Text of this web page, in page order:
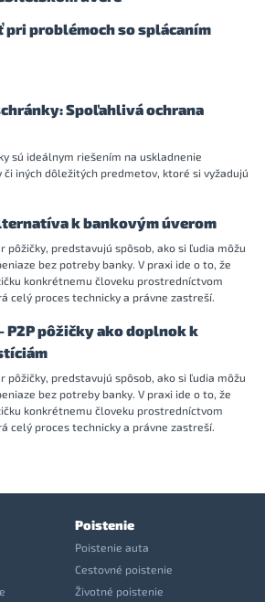
problémoch so splácaním
Spoľahlivá ochrana
sú ideálnym riešením na uskladnenie
iných dôležitých predmetov, ktoré si vyžadujú
k bankovým úverom
pôžičky, predstavujú spôsob, ako si ľudia môžu
bez potreby banky. V praxi ide o to, že
konkrétnemu človeku prostredníctvom
celý proces technicky a právne zastreší.
P2P pôžičky ako doplnok k
pôžičky, predstavujú spôsob, ako si ľudia môžu
bez potreby banky. V praxi ide o to, že
konkrétnemu človeku prostredníctvom
celý proces technicky a právne zastreší.
Poistenie
Poistenie auta
Cestovné poistenie
Životné poistenie